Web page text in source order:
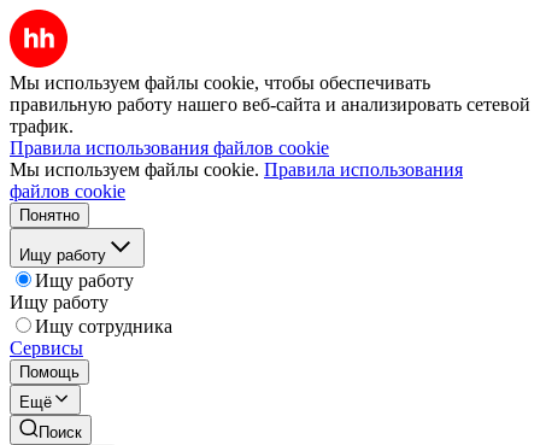
Мы используем файлы cookie, чтобы обеспечивать
правильную работу нашего веб-сайта и анализировать сетевой
трафик.
Правила использования файлов cookie
Мы используем файлы cookie. Правила использования
файлов cookie
Понятно
Ищу работу
Ищу работу
Ищу работу
Ищу сотрудника
Сервисы
Помощь
Ещё
Поиск